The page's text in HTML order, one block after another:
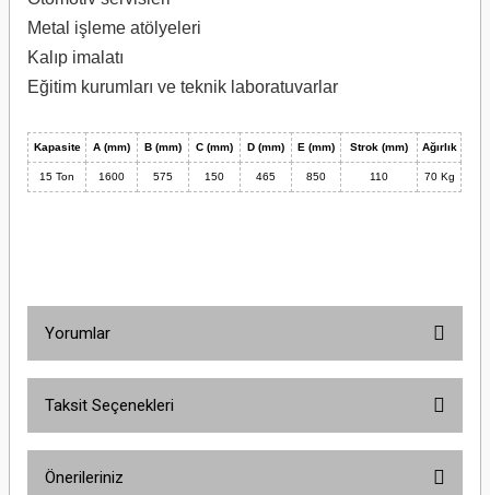
Metal işleme atölyeleri
Kalıp imalatı
Eğitim kurumları ve teknik laboratuvarlar
Kapasite A (mm) B (mm) C (mm) D (mm) E (mm) Strok (mm) Ağırlık
15 Ton 1600 575 150 465 850 110 70 Kg
Yorumlar
Taksit Seçenekleri
Önerileriniz